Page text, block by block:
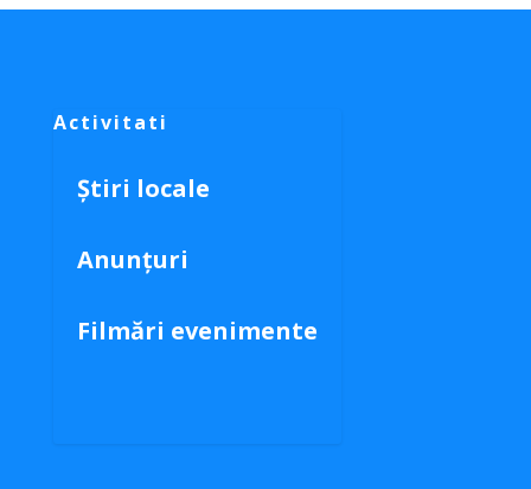
Activitati
Știri locale
Anunțuri
Filmări evenimente